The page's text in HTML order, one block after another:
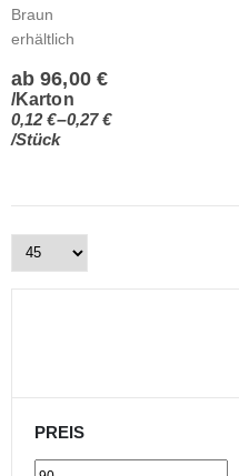
Braun
erhältlich
ab96,00 €
/Karton
0,12€–0,27€
/Stück
PREIS